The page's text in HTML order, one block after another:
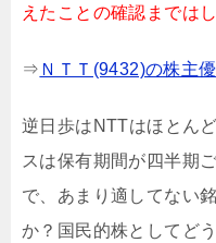
えたことの確認までは
⇒ ＮＴＴ(9432)の株主
逆日歩はNTTはほとん
スは保有期間が四半期
で、あまり適してない
か？国民的株としてど